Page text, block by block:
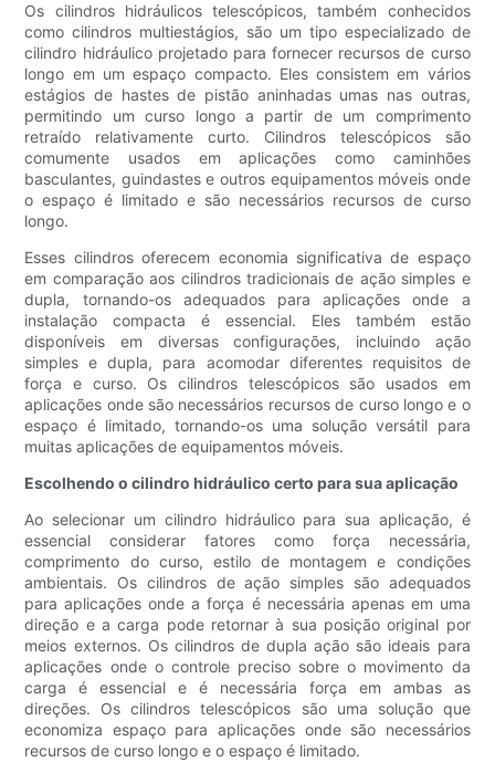
Os cilindros hidráulicos telescópicos, também conhecidos
como cilindros multiestágios, são um tipo especializado de
cilindro hidráulico projetado para fornecer recursos de curso
longo em um espaço compacto. Eles consistem em vários
estágios de hastes de pistão aninhadas umas nas outras,
permitindo um curso longo a partir de um comprimento
retraído relativamente curto. Cilindros telescópicos são
comumente usados ​​em aplicações como caminhões
basculantes, guindastes e outros equipamentos móveis onde
o espaço é limitado e são necessários recursos de curso
longo.
Esses cilindros oferecem economia significativa de espaço
em comparação aos cilindros tradicionais de ação simples e
dupla, tornando-os adequados para aplicações onde a
instalação compacta é essencial. Eles também estão
disponíveis em diversas configurações, incluindo ação
simples e dupla, para acomodar diferentes requisitos de
força e curso. Os cilindros telescópicos são usados ​​em
aplicações onde são necessários recursos de curso longo e o
espaço é limitado, tornando-os uma solução versátil para
muitas aplicações de equipamentos móveis.
Escolhendo o cilindro hidráulico certo para sua aplicação
Ao selecionar um cilindro hidráulico para sua aplicação, é
essencial considerar fatores como força necessária,
comprimento do curso, estilo de montagem e condições
ambientais. Os cilindros de ação simples são adequados
para aplicações onde a força é necessária apenas em uma
direção e a carga pode retornar à sua posição original por
meios externos. Os cilindros de dupla ação são ideais para
aplicações onde o controle preciso sobre o movimento da
carga é essencial e é necessária força em ambas as
direções. Os cilindros telescópicos são uma solução que
economiza espaço para aplicações onde são necessários
recursos de curso longo e o espaço é limitado.